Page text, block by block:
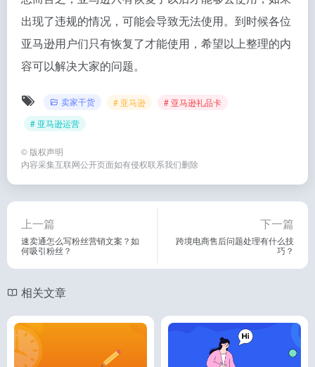
出现了违规的情况，可能会导致无法使用。到时候各位
亚马逊用户们只有恢复了才能使用，希望以上整理的内
容可以解决大家的问题。
卖家干货 # 亚马逊
# 亚马逊礼品卡
# 亚马逊运营
© 版权声明
内容采集互联网公开页面如有侵权联系我们删除
上一篇
速卖通怎么写粉丝营销文案？如
何吸引粉丝？
下一篇
跨境电商售后问题处理有什么技
巧？
相关文章